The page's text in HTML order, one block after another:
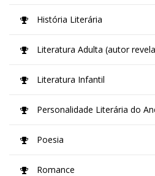
História Literária
Literatura Adulta (autor
Literatura Infantil
Personalidade Literária do
Poesia
Romance